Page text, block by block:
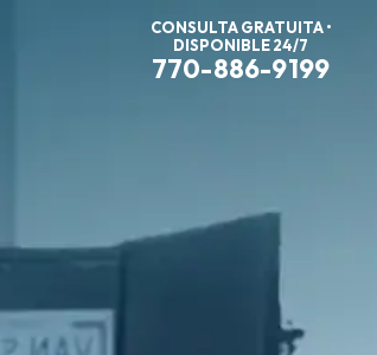
CONSULTA GRATUITA •
DISPONIBLE 24/7
770-886-9199